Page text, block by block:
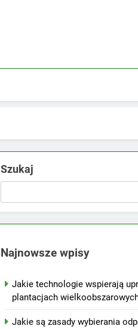
Szukaj
Najnowsze wpisy
Jakie technologie wspierają
plantacjach
Jakie są zasady wybierania